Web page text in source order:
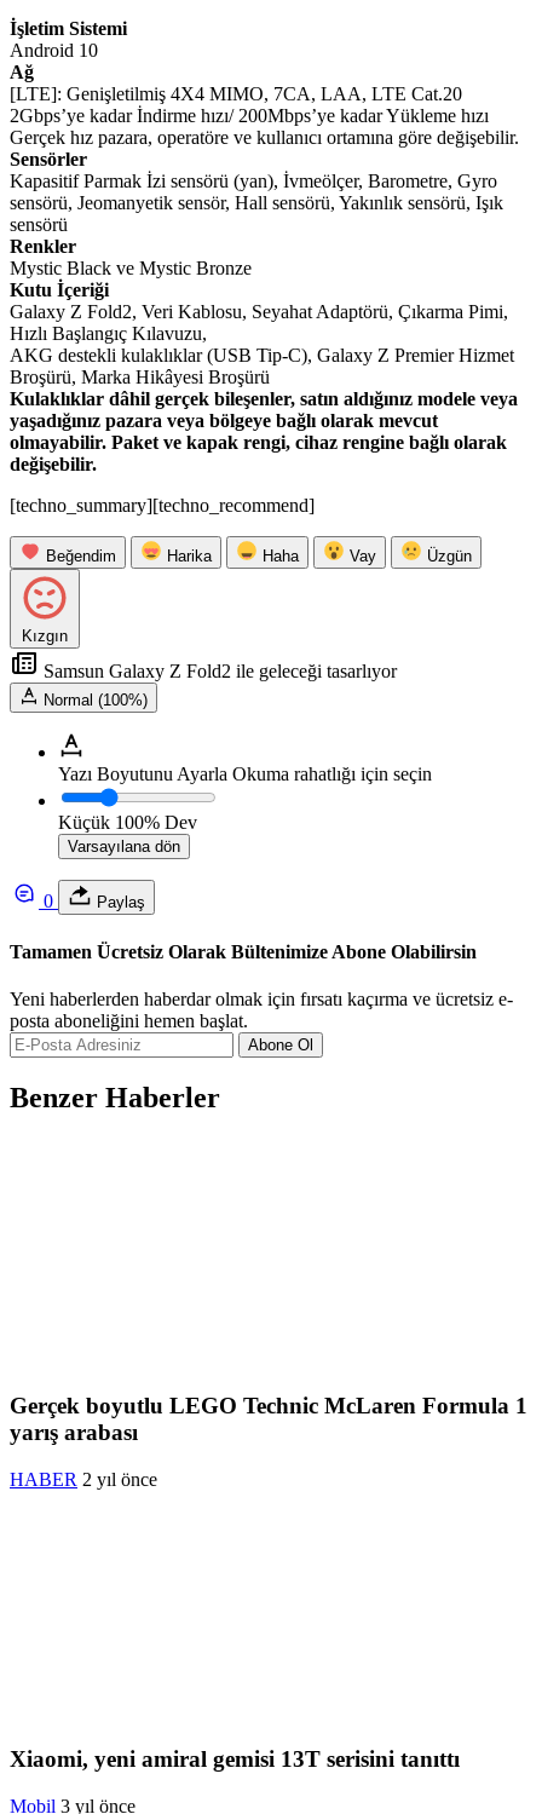
İşletim Sistemi
Android 10
Ağ
[LTE]: Genişletilmiş 4X4 MIMO, 7CA, LAA, LTE Cat.20
2Gbps’ye kadar İndirme hızı/ 200Mbps’ye kadar Yükleme hızı
Gerçek hız pazara, operatöre ve kullanıcı ortamına göre değişebilir.
Sensörler
Kapasitif Parmak İzi sensörü (yan), İvmeölçer, Barometre, Gyro
sensörü, Jeomanyetik sensör, Hall sensörü, Yakınlık sensörü, Işık
sensörü
Renkler
Mystic Black ve Mystic Bronze
Kutu İçeriği
Galaxy Z Fold2, Veri Kablosu, Seyahat Adaptörü, Çıkarma Pimi,
Hızlı Başlangıç Kılavuzu,
AKG destekli kulaklıklar (USB Tip-C), Galaxy Z Premier Hizmet
Broşürü, Marka Hikâyesi Broşürü
Kulaklıklar dâhil gerçek bileşenler, satın aldığınız modele veya
yaşadığınız pazara veya bölgeye bağlı olarak mevcut
olmayabilir. Paket ve kapak rengi, cihaz rengine bağlı olarak
değişebilir.
[techno_summary][techno_recommend]
Beğendim Harika Haha Vay Üzgün
Kızgın
Samsun Galaxy Z Fold2 ile geleceği tasarlıyor
Normal (100%)
Yazı Boyutunu Ayarla Okuma rahatlığı için seçin
Küçük 100% Dev
Varsayılana dön
0 Paylaş
Tamamen Ücretsiz Olarak Bültenimize Abone Olabilirsin
Yeni haberlerden haberdar olmak için fırsatı kaçırma ve ücretsiz e-
posta aboneliğini hemen başlat.
Abone Ol
Benzer Haberler
Gerçek boyutlu LEGO Technic McLaren Formula 1
yarış arabası
HABER 2 yıl önce
Xiaomi, yeni amiral gemisi 13T serisini tanıttı
Mobil 3 yıl önce